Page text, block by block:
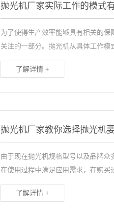
抛光机厂家实际工作的模式有
为了使得生产效率能够具有相关的
关注的一部分。抛光机从具体工作
了解详情 +
抛光机厂家教你​选择抛光机
由于现在抛光机规格型号以及品牌
在使用过程中满足应用需求，在购
了解详情 +